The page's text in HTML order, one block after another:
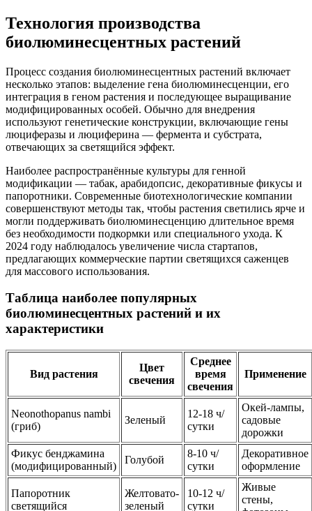
Технология производства
биолюминесцентных растений
Процесс создания биолюминесцентных растений включает
несколько этапов: выделение гена биолюминесценции, его
интеграция в геном растения и последующее выращивание
модифицированных особей. Обычно для внедрения
используют генетические конструкции, включающие гены
люциферазы и люциферина — фермента и субстрата,
отвечающих за светящийся эффект.
Наиболее распространённые культуры для генной
модификации — табак, арабидопсис, декоративные фикусы и
папоротники. Современные биотехнологические компании
совершенствуют методы так, чтобы растения светились ярче и
могли поддерживать биолюминесценцию длительное время
без необходимости подкормки или специального ухода. К
2024 году наблюдалось увеличение числа стартапов,
предлагающих коммерческие партии светящихся саженцев
для массового использования.
Таблица наиболее популярных
биолюминесцентных растений и их
характеристики
Вид растения
Цвет
свечения
Среднее
время
свечения
Применение
Neonothopanus nambi
(гриб)
Зеленый
12-18 ч/
сутки
Окей-лампы,
садовые
дорожки
Фикус бенджамина
(модифицированный)
Голубой
8-10 ч/
сутки
Декоративное
оформление
Папоротник
светящийся
Желтовато-
зеленый
10-12 ч/
сутки
Живые
стены,